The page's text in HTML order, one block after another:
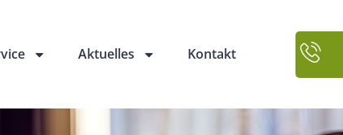
Aktuelles Kontakt